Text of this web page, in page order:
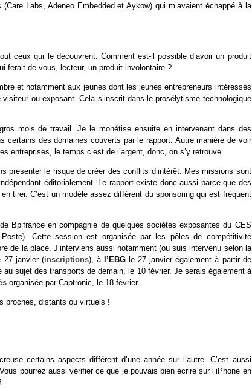
Labs, Adeneo Embedded et Aykow) qui m’avaient échappé à la
ceux qui le découvrent. Comment est-il possible d’avoir un produit
ferait de vous, lecteur, un produit involontaire ?
et notamment aux jeunes dont les jeunes entrepreneurs intéressés
ou exposant. Cela s’inscrit dans le prosélytisme technologique
mois de travail. Je le monétise ensuite en intervenant dans des
des domaines couverts par le rapport. Autre manière de voir
le temps c’est de l’argent, donc, on s’y retrouve.
présenter le risque de créer des conflits d’intérêt. Mes missions sont
éditorialement. Le rapport existe donc aussi parce que des
tirer. C’est un modèle assez différent du sponsoring qui est fréquent
Bpifrance en compagnie de quelques sociétés exposantes du CES
Cette session est organisée par les pôles de compétitivité
de la place. J’interviens aussi notamment (ou suis intervenu selon la
27 janvier (inscriptions), à l’EBG le 27 janvier également à partir de
sujet des transports de demain, le 10 février. Je serais également à
organisée par Captronic, le 18 février.
proches, distants ou virtuels !
certains aspects différent d’une année sur l’autre. C’est aussi
pourrez aussi vérifier ce que je pouvais bien écrire sur l’iPhone en